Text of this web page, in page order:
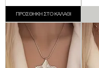
ΠΡΟΣΘΗΚΗ ΣΤΟ ΚΑΛΑΘΙ